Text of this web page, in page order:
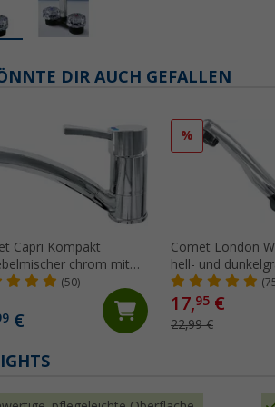
DIR AUCH GEFALLEN
Capri Kompakt
chrom mit
für Wohnmobil
(50)
€
%
Comet London
hell- und
abklappbar mit
für Wohnwagen
Wohnmobil chrom
17,95 €
22,99 €